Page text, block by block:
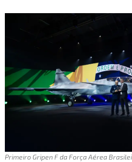
Primeiro Gripen F da Força Aérea